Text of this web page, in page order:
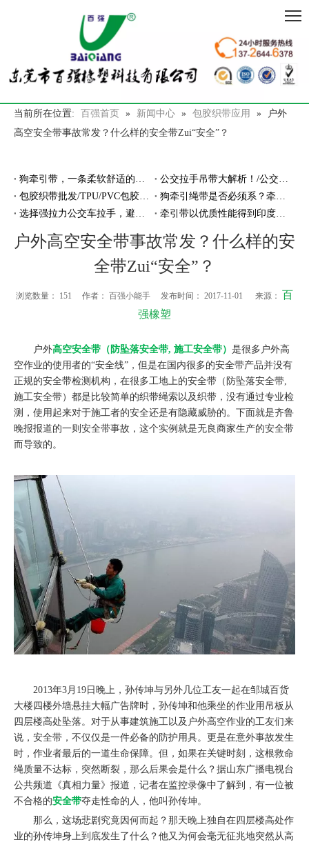
当前所在位置: 百强首页 » 新闻中心 » 包胶织带应用 »
户外
高空安全带事故常发？什么样的安全带Zui“安全”？
狗牵引带，一条柔软舒适的防走丢的牵引带
公交拉手吊带大解析！/公交拉手厂家
包胶织带批发/TPU/PVC包胶织带厂家
狗牵引绳带是否必须系？牵引绳带厂家告诉你
选择强拉力公交车拉手，避免断裂危险！
牵引带以优质性能得到印度客户亲睐
户外高空安全带事故常发？什么样的安
全带Zui“安全”？
浏览数量： 151 作者： 百强小能手 发布时间： 2017-11-01 来源： 百
强橡塑
户外高空安全带（防坠落安全带, 施工安全带） 是很多户外高
空作业的使用者的“安全线”，但是在国内很多的安全带产品并没有
正规的安全带检测机构，在很多工地上的安全带（防坠落安全带,
施工安全带）都是比较简单的织带绳索以及织带，没有通过专业检
测，使用起来对于施工者的安全还是有隐藏威胁的。下面就是齐鲁
晚报报道的一则安全带事故，这个实例就是无良商家生产的安全带
而导致的。
2013年3月19日晚上，孙传坤与另外几位工友一起在邹城百货
大楼四楼外墙悬挂大幅广告牌时，孙传坤和他乘坐的作业用吊板从
四层楼高处坠落。对于从事建筑施工以及户外高空作业的工友们来
说，安全带，不仅仅是一件必备的防护用具。更是在意外事故发生
时，作业者最后的一道生命保障。但，如果在关键时刻，这根救命
绳质量不达标，突然断裂，那么后果会是什么？据山东广播电视台
公共频道《真相力量》报道，记者在监控录像中了解到，有一位被
不合格的安全带夺走性命的人，他叫孙传坤。
那么，这场悲剧究竟因何而起？那天晚上独自在四层楼高处作
业的孙传坤身上到底发生了什么？他又为何会毫无征兆地突然从高